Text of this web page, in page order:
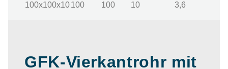
100x100x10100 100 10 3,6
GFK-Vierkantrohr mit